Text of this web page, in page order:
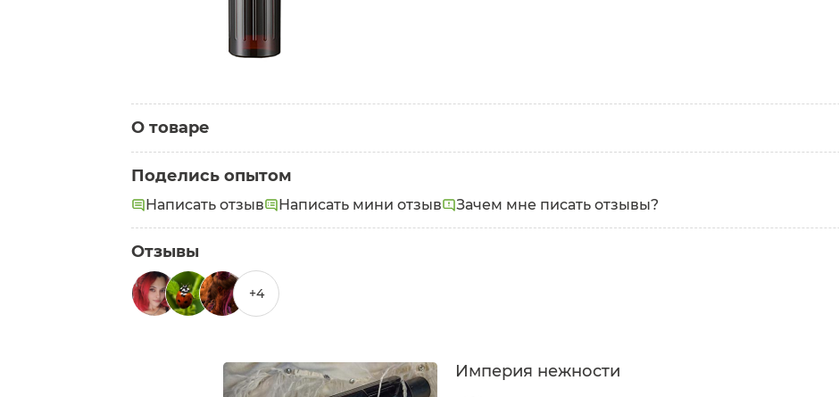
О товаре
Поделись опытом
Написать отзыв Написать мини отзыв Зачем мне писать отзывы?
Отзывы
+4
Империя нежности